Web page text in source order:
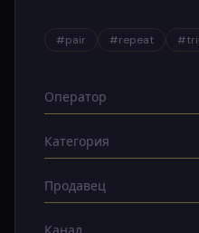
#pair #repeat #
Оператор
Категория
Продавец